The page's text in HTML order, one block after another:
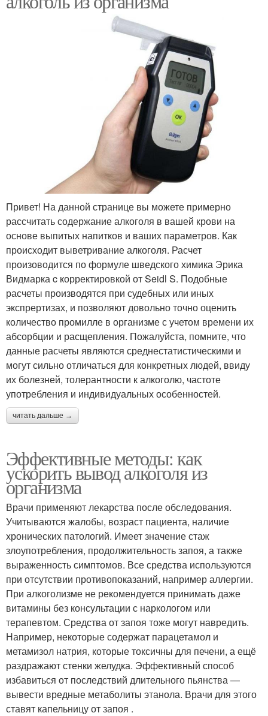
Привет! На данной странице вы можете примерно
рассчитать содержание алкоголя в вашей крови на
основе выпитых напитков и ваших параметров. Как
происходит выветривание алкоголя. Расчет
произоводится по формуле шведского химика Эрика
Видмарка c корректировкой от Seidl S. Подобные
расчеты производятся при судебных или иных
экспрертизах, и позволяют довольно точно оценить
количество промилле в организме с учетом времени их
абсорбции и расщепления. Пожалуйста, помните, что
данные расчеты являются среднестатистическими и
могут сильно отличаться для конкретных людей, ввиду
их болезней, толерантности к алкоголю, частоте
употребления и индивидуальных особенностей.
читать дальше →
Эффективные методы: как
ускорить вывод алкоголя из
организма
Врачи применяют лекарства после обследования.
Учитываются жалобы, возраст пациента, наличие
хронических патологий. Имеет значение стаж
злоупотребления, продолжительность запоя, а также
выраженность симптомов. Все средства используются
при отсутствии противопоказаний, например аллергии.
При алкоголизме не рекомендуется принимать даже
витамины без консультации с наркологом или
терапевтом. Средства от запоя тоже могут навредить.
Например, некоторые содержат парацетамол и
метамизол натрия, которые токсичны для печени, а ещё
раздражают стенки желудка. Эффективный способ
избавиться от последствий длительного пьянства —
вывести вредные метаболиты этанола. Врачи для этого
ставят капельницу от запоя .